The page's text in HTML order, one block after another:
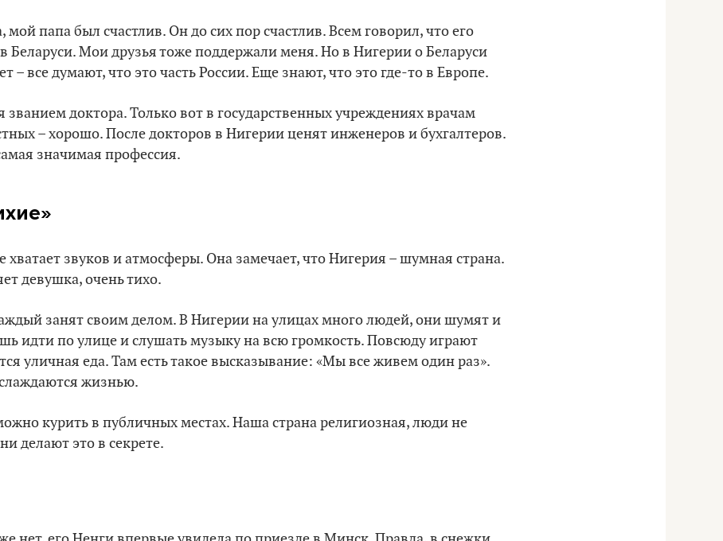
мой папа был счастлив. Он до сих пор счастлив. Всем говорил, что его
в Беларуси. Мои друзья тоже поддержали меня. Но в Нигерии о Беларуси
– все думают, что это часть России. Еще знают, что это где-то в Европе.
званием доктора. Только вот в государственных учреждениях врачам
– хорошо. После докторов в Нигерии ценят инженеров и бухгалтеров.
значимая профессия.
хватает звуков и атмосферы. Она замечает, что Нигерия – шумная страна.
девушка, очень тихо.
занят своим делом. В Нигерии на улицах много людей, они шумят и
идти по улице и слушать музыку на всю громкость. Повсюду играют
уличная еда. Там есть такое высказывание: «Мы все живем один раз».
жизнью.
курить в публичных местах. Наша страна религиозная, люди не
делают это в секрете.